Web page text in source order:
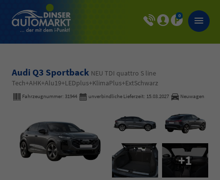
0
Audi Q3 Sportback NEU TDI quattro S line
Tech+AHK+Alu19+LEDplus+KlimaPlus+ExtSchwarz
Fahrzeugnummer: 31944 unverbindliche Lieferzeit: 15.03.2027 Neuwagen
+1